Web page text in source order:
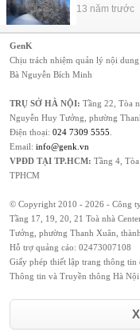
13 năm trước
GenK
Chịu trách nhiệm quản lý nội dung:
Bà Nguyễn Bích Minh
TRỤ SỞ HÀ NỘI: Tầng 22, Tòa
Nguyễn Huy Tưởng, phường
Điện thoại: 024 7309 5555
Email: info@genk.vn
VPĐD TẠI TP.HCM: Tầng 4,
TPHCM
© Copyright 2010 - 2026 - Công
Tầng 17, 19, 20, 21 Toà nhà
Tưởng, phường Thanh Xuân,
Hỗ trợ quảng cáo: 02473007108
Giấy phép thiết lập trang thông
Thông tin và Truyền thông Hà